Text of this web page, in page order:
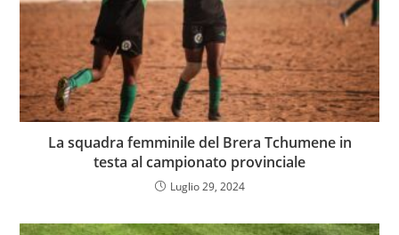
La squadra femminile del Brera Tchumene in
testa al campionato provinciale
Luglio 29, 2024